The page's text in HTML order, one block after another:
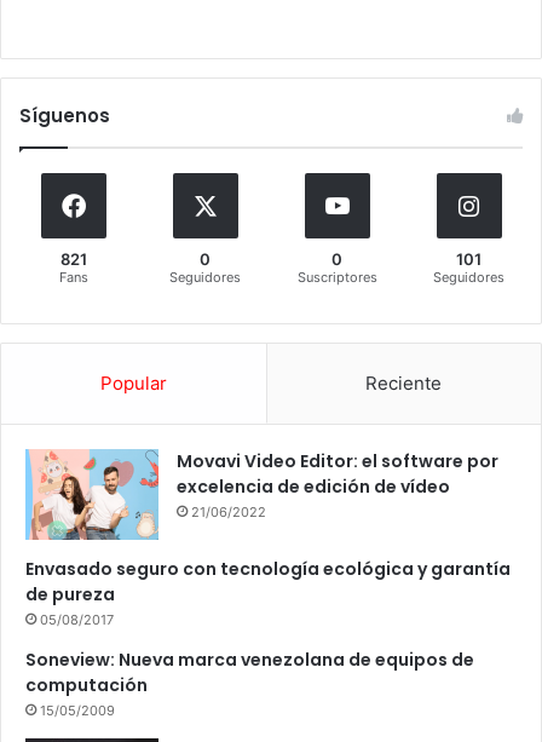
Síguenos
821
Fans
0
Seguidores
0
Suscriptores
101
Seguidores
Popular Reciente
Movavi Video Editor: el software por
excelencia de edición de vídeo
21/06/2022
Envasado seguro con tecnología ecológica y garantía
de pureza
05/08/2017
Soneview: Nueva marca venezolana de equipos de
computación
15/05/2009